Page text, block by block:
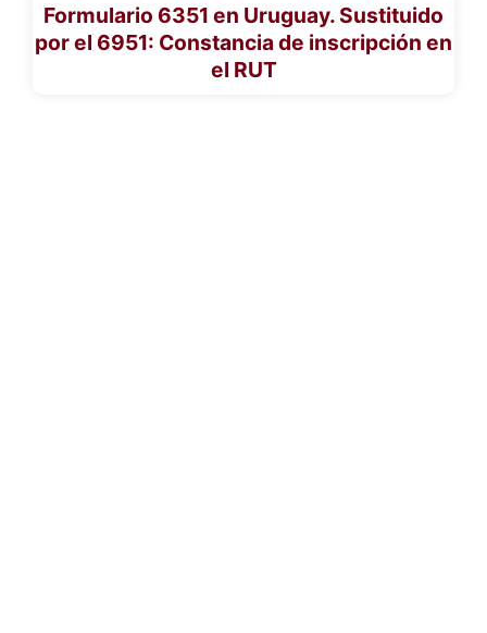
Formulario 6351 en Uruguay. Sustituido
por el 6951: Constancia de inscripción en
el RUT